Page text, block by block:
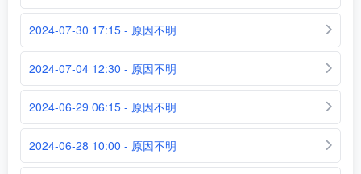
2024-07-30 17:15 - 原因不明
2024-07-04 12:30 - 原因不明
2024-06-29 06:15 - 原因不明
2024-06-28 10:00 - 原因不明